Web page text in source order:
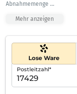
Abnahmemenge ...
Mehr anzeigen
Lose Ware
Postleitzahl*